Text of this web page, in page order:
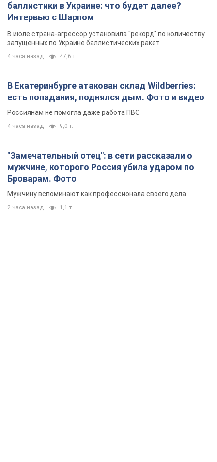
баллистики в Украине: что будет далее?
Интервью с Шарпом
В июле страна-агрессор установила "рекорд" по количеству
запущенных по Украине баллистических ракет
4 часа назад 47,6 т.
В Екатеринбурге атакован склад Wildberries:
есть попадания, поднялся дым. Фото и видео
Россиянам не помогла даже работа ПВО
4 часа назад 9,0 т.
"Замечательный отец": в сети рассказали о
мужчине, которого Россия убила ударом по
Броварам. Фото
Мужчину вспоминают как профессионала своего дела
2 часа назад 1,1 т.